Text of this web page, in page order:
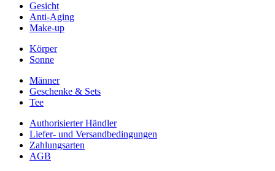
Gesicht
Anti-Aging
Make-up
Körper
Sonne
Männer
Geschenke & Sets
Tee
Authorisierter Händler
Liefer- und Versandbedingungen
Zahlungsarten
AGB